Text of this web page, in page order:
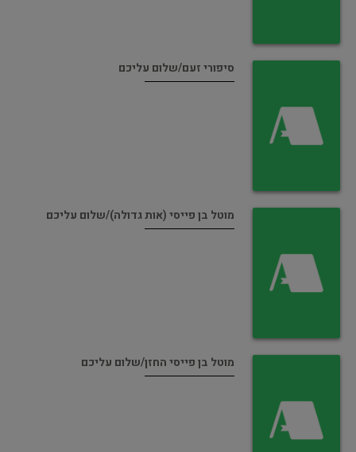
סיפורי זעם/שלום עליכם
מוטל בן פייסי (אות גדולה)/שלום עליכם
מוטל בן פייסי החזן/שלום עליכם